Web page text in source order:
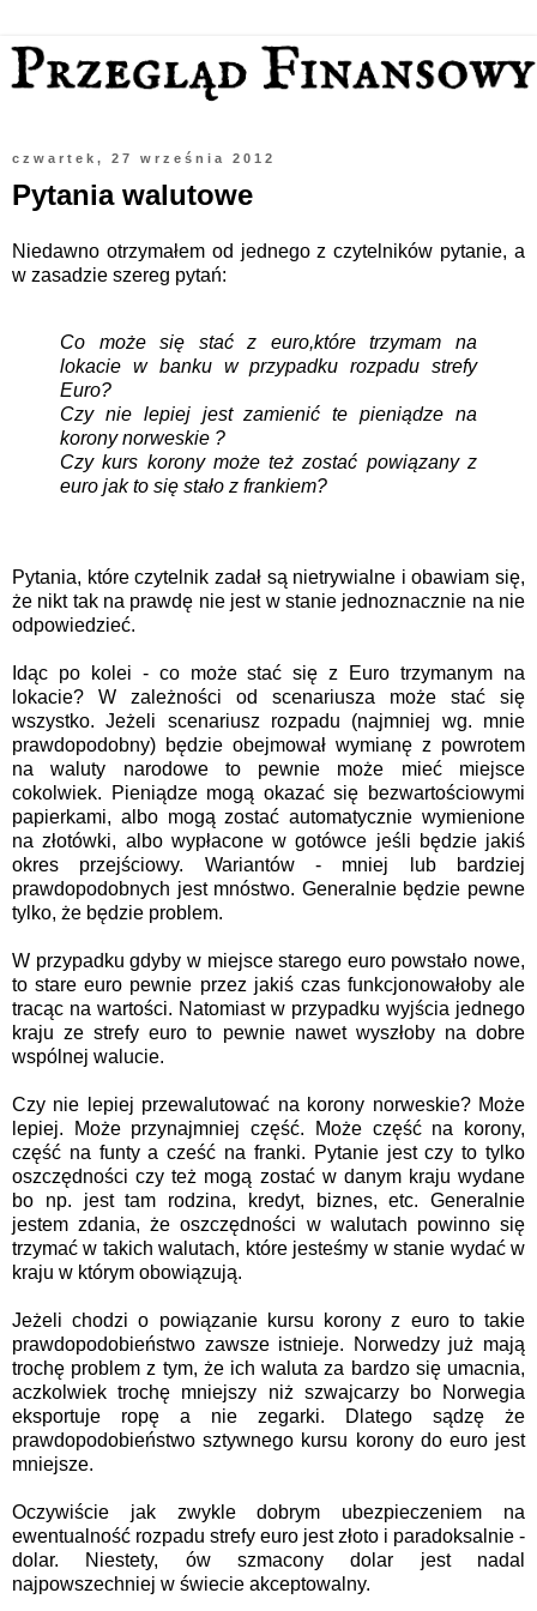
czwartek, 27 września 2012
Pytania walutowe
Niedawno otrzymałem od jednego z czytelników pytanie, a
w zasadzie szereg pytań:
Co może się stać z euro,które trzymam na
lokacie w banku w przypadku rozpadu strefy
Euro?
Czy nie lepiej jest zamienić te pieniądze na
korony norweskie ?
Czy kurs korony może też zostać powiązany z
euro jak to się stało z frankiem?
Pytania, które czytelnik zadał są nietrywialne i obawiam się,
że nikt tak na prawdę nie jest w stanie jednoznacznie na nie
odpowiedzieć.
Idąc po kolei - co może stać się z Euro trzymanym na
lokacie? W zależności od scenariusza może stać się
wszystko. Jeżeli scenariusz rozpadu (najmniej wg. mnie
prawdopodobny) będzie obejmował wymianę z powrotem
na waluty narodowe to pewnie może mieć miejsce
cokolwiek. Pieniądze mogą okazać się bezwartościowymi
papierkami, albo mogą zostać automatycznie wymienione
na złotówki, albo wypłacone w gotówce jeśli będzie jakiś
okres przejściowy. Wariantów - mniej lub bardziej
prawdopodobnych jest mnóstwo. Generalnie będzie pewne
tylko, że będzie problem.
W przypadku gdyby w miejsce starego euro powstało nowe,
to stare euro pewnie przez jakiś czas funkcjonowałoby ale
tracąc na wartości. Natomiast w przypadku wyjścia jednego
kraju ze strefy euro to pewnie nawet wyszłoby na dobre
wspólnej walucie.
Czy nie lepiej przewalutować na korony norweskie? Może
lepiej. Może przynajmniej część. Może część na korony,
część na funty a cześć na franki. Pytanie jest czy to tylko
oszczędności czy też mogą zostać w danym kraju wydane
bo np. jest tam rodzina, kredyt, biznes, etc. Generalnie
jestem zdania, że oszczędności w walutach powinno się
trzymać w takich walutach, które jesteśmy w stanie wydać w
kraju w którym obowiązują.
Jeżeli chodzi o powiązanie kursu korony z euro to takie
prawdopodobieństwo zawsze istnieje. Norwedzy już mają
trochę problem z tym, że ich waluta za bardzo się umacnia,
aczkolwiek trochę mniejszy niż szwajcarzy bo Norwegia
eksportuje ropę a nie zegarki. Dlatego sądzę że
prawdopodobieństwo sztywnego kursu korony do euro jest
mniejsze.
Oczywiście jak zwykle dobrym ubezpieczeniem na
ewentualność rozpadu strefy euro jest złoto i paradoksalnie -
dolar. Niestety, ów szmacony dolar jest nadal
najpowszechniej w świecie akceptowalny.